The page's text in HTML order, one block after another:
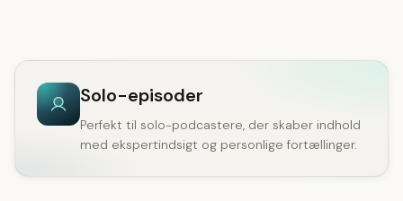
Solo-episoder
Perfekt til solo-podcastere, der skaber indhold
med ekspertindsigt og personlige fortællinger.